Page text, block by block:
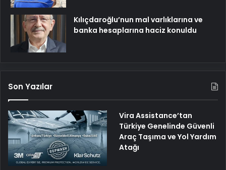
Kılıçdaroğlu’nun mal varlıklarına ve
banka hesaplarına haciz konuldu
Son Yazılar
Vira Assistance’tan
Türkiye Genelinde Güvenli
Araç Taşıma ve Yol Yardım
Atağı